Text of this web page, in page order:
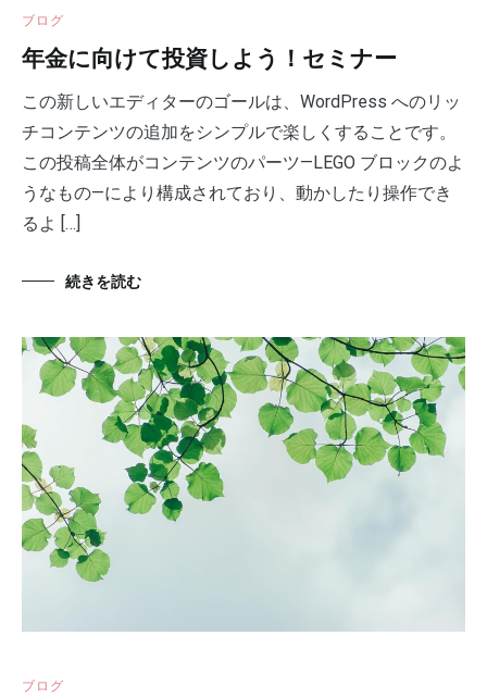
ブログ
年金に向けて投資しよう！セミナー
この新しいエディターのゴールは、WordPress へのリッ
チコンテンツの追加をシンプルで楽しくすることです。
この投稿全体がコンテンツのパーツ—LEGO ブロックのよ
うなもの—により構成されており、動かしたり操作でき
るよ […]
続きを読む
ブログ